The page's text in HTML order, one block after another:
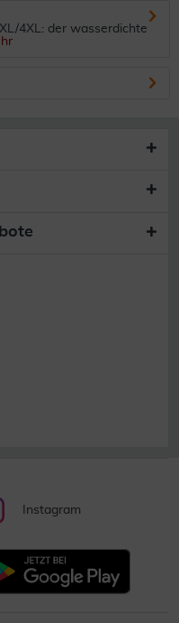
4XL: der wasserdichte
Instagram